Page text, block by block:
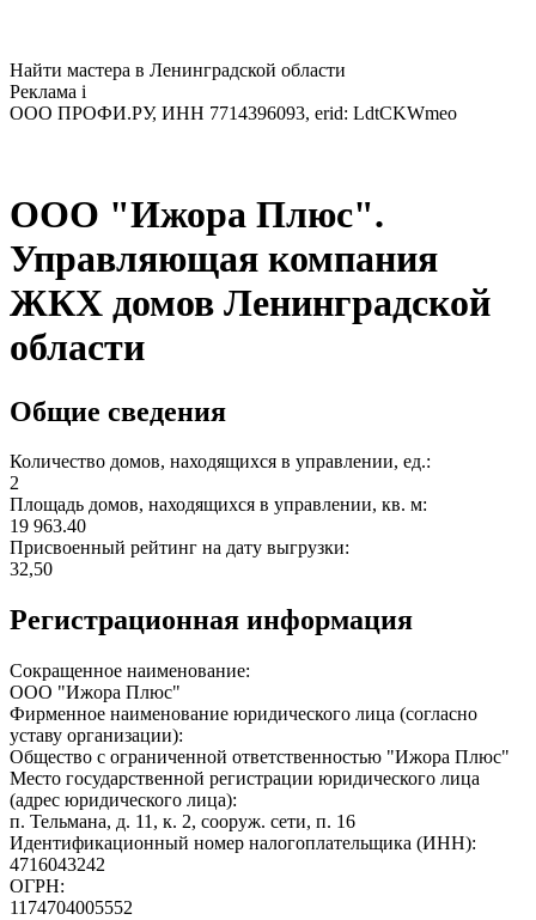
Найти мастера в Ленинградской области
Реклама i
ООО ПРОФИ.РУ, ИНН 7714396093, erid: LdtCKWmeo
ООО "Ижора Плюс".
Управляющая компания
ЖКХ домов Ленинградской
области
Общие сведения
Количество домов, находящихся в управлении, ед.:
2
Площадь домов, находящихся в управлении, кв. м:
19 963.40
Присвоенный рейтинг на дату выгрузки:
32,50
Регистрационная информация
Сокращенное наименование:
ООО "Ижора Плюс"
Фирменное наименование юридического лица (согласно
уставу организации):
Общество с ограниченной ответственностью "Ижора Плюс"
Место государственной регистрации юридического лица
(адрес юридического лица):
п. Тельмана, д. 11, к. 2, сооруж. сети, п. 16
Идентификационный номер налогоплательщика (ИНН):
4716043242
ОГРН:
1174704005552